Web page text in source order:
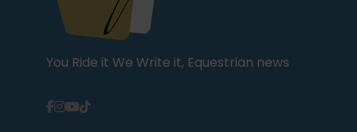
You Ride it We Write it, Equestrian news